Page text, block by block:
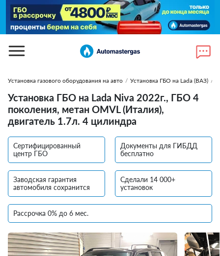
Установка газового оборудования на авто / Установка ГБО на Lada (ВАЗ) /
Установка ГБО на Lada Niva 2022г., ГБО 4
поколения, метан OMVL (Италия),
двигатель 1.7л. 4 цилиндра
Сертифицированный
центр ГБО
Документы для ГИБДД
бесплатно
Заводская гарантия
автомобиля сохранится
Сделали 14 000+
установок
Рассрочка 0% до 6 мес.